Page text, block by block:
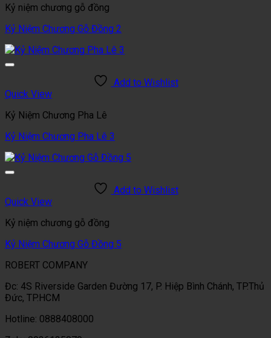
Kỷ niệm chương gỗ đồng
Kỷ Niệm Chương Gỗ Đồng 2
Add to Wishlist
Quick View
Kỷ Niệm Chương Pha Lê
Kỷ Niệm Chương Pha Lê 3
Add to Wishlist
Quick View
Kỷ niệm chương gỗ đồng
Kỷ Niệm Chương Gỗ Đồng 5
ROBERT COMPANY
Đc: 4S Riverside Garden Đường 17, P. Hiệp Bình Chánh, TP.Thủ
Đức, TP.HCM
Hotline: 0888408000